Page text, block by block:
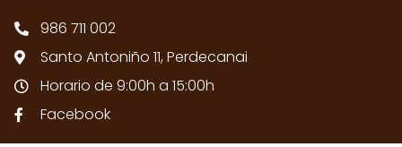
986 711 002
Santo Antoniño 11, Perdecanai
Horario de 9:00h a 15:00h
Facebook